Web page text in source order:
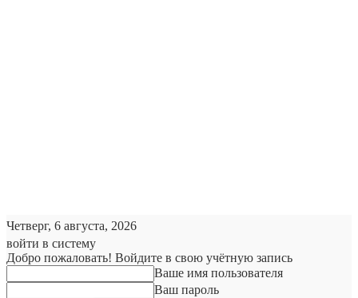
Четверг, 6 августа, 2026
войти в систему
Добро пожаловать! Войдите в свою учётную запись
Ваше имя пользователя
Ваш пароль